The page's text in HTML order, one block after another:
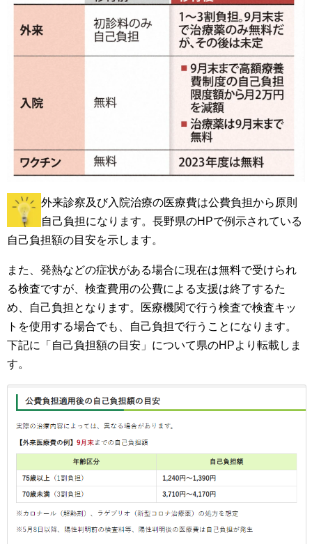
外来診察及び入院治療の医療費は公費負担から原則
自己負担になります。長野県のHPで例示されている
自己負担額の目安を示します。
また、発熱などの症状がある場合に現在は無料で受けられ
る検査ですが、検査費用の公費による支援は終了するた
め、自己負担となります。医療機関で行う検査で検査キッ
トを使用する場合でも、自己負担で行うことになります。
下記に「自己負担額の目安」について県のHPより転載しま
す。